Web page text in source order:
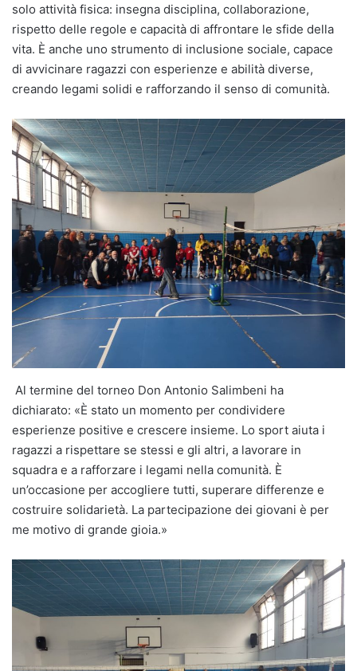
solo attività fisica: insegna disciplina, collaborazione,
rispetto delle regole e capacità di affrontare le sfide della
vita. È anche uno strumento di inclusione sociale, capace
di avvicinare ragazzi con esperienze e abilità diverse,
creando legami solidi e rafforzando il senso di comunità.
Al termine del torneo Don Antonio Salimbeni ha
dichiarato: «È stato un momento per condividere
esperienze positive e crescere insieme. Lo sport aiuta i
ragazzi a rispettare se stessi e gli altri, a lavorare in
squadra e a rafforzare i legami nella comunità. È
un’occasione per accogliere tutti, superare differenze e
costruire solidarietà. La partecipazione dei giovani è per
me motivo di grande gioia.»